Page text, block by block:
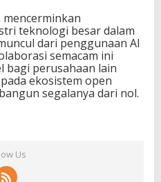
teknologi besar dalam
dari penggunaan AI
semacam ini
bagi perusahaan lain
ekosistem open
segalanya dari nol.
Us